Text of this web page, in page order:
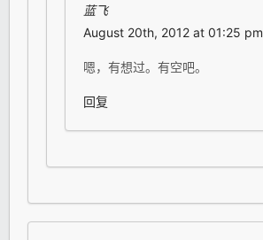
蓝飞
August 20th, 2012 at 01:25 pm
嗯，有想过。有空吧。
回复